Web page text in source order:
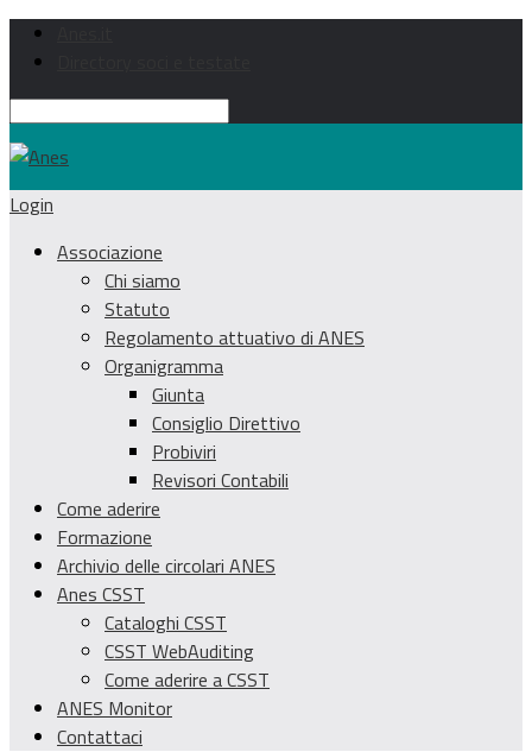
Login
Associazione
Chi siamo
Statuto
Regolamento attuativo di ANES
Organigramma
Giunta
Consiglio Direttivo
Probiviri
Revisori Contabili
Come aderire
Formazione
Archivio delle circolari ANES
Anes CSST
Cataloghi CSST
CSST WebAuditing
Come aderire a CSST
ANES Monitor
Contattaci